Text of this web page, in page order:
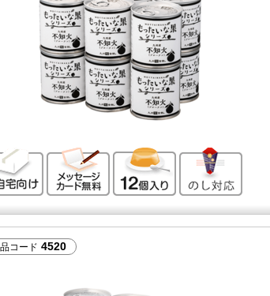
ご自宅向け メッセージカード無料
12個入り
コード 4520